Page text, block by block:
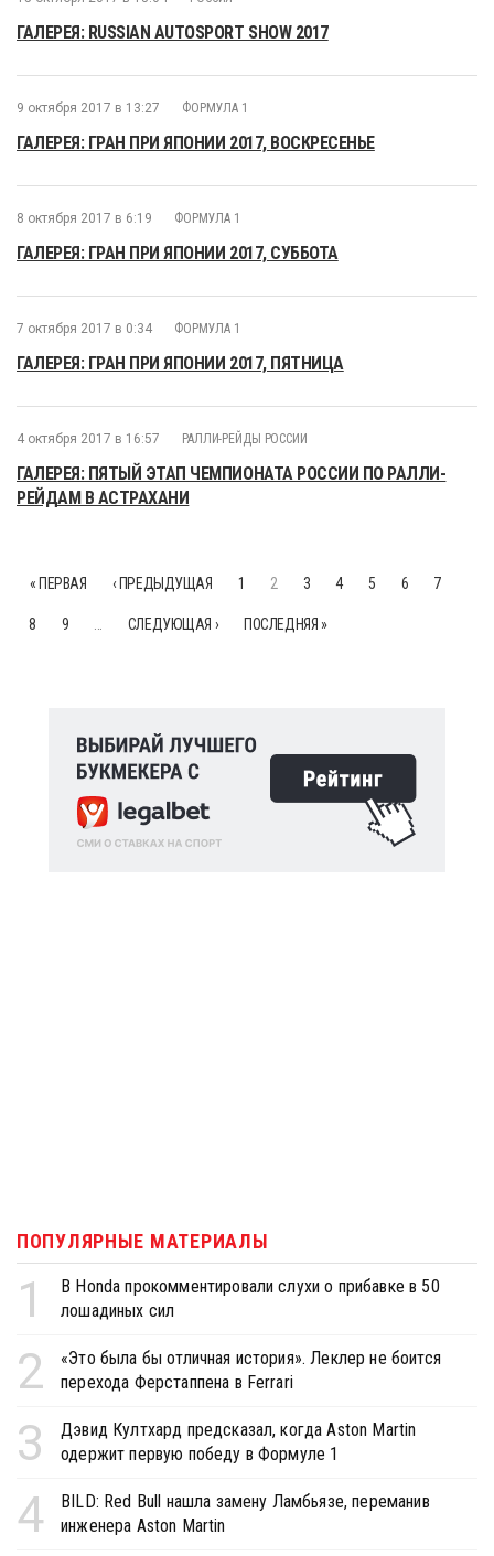
ГАЛЕРЕЯ: RUSSIAN AUTOSPORT SHOW 2017
9 октября 2017 в 13:27 ФОРМУЛА 1
ГАЛЕРЕЯ: ГРАН ПРИ ЯПОНИИ 2017, ВОСКРЕСЕНЬЕ
8 октября 2017 в 6:19 ФОРМУЛА 1
ГАЛЕРЕЯ: ГРАН ПРИ ЯПОНИИ 2017, СУББОТА
7 октября 2017 в 0:34 ФОРМУЛА 1
ГАЛЕРЕЯ: ГРАН ПРИ ЯПОНИИ 2017, ПЯТНИЦА
4 октября 2017 в 16:57 РАЛЛИ-РЕЙДЫ РОССИИ
ГАЛЕРЕЯ: ПЯТЫЙ ЭТАП ЧЕМПИОНАТА РОССИИ ПО РАЛЛИ-
РЕЙДАМ В АСТРАХАНИ
« ПЕРВАЯ ‹ ПРЕДЫДУЩАЯ 1 2 3 4 5 6 7
8 9 СЛЕДУЮЩАЯ › ПОСЛЕДНЯЯ »
ПОПУЛЯРНЫЕ МАТЕРИАЛЫ
1
В Honda прокомментировали слухи о прибавке в 50
лошадиных сил
2
«Это была бы отличная история». Леклер не боится
перехода Ферстаппена в Ferrari
3
Дэвид Култхард предсказал, когда Aston Martin
одержит первую победу в Формуле 1
4
BILD: Red Bull нашла замену Ламбьязе, переманив
инженера Aston Martin